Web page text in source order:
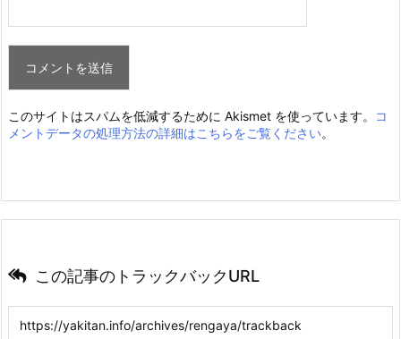
このサイトはスパムを低減するために Akismet を使っています。
コ
メントデータの処理方法の詳細はこちらをご覧ください。
この記事のトラックバックURL